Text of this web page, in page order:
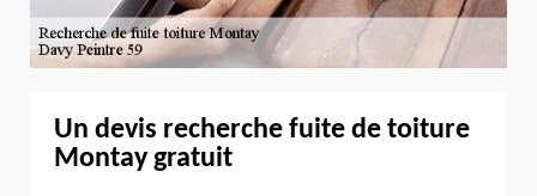
Un devis recherche fuite de toiture
Montay gratuit